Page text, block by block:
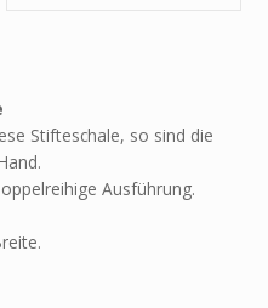
Stifteschale, so sind die
Ausführung.